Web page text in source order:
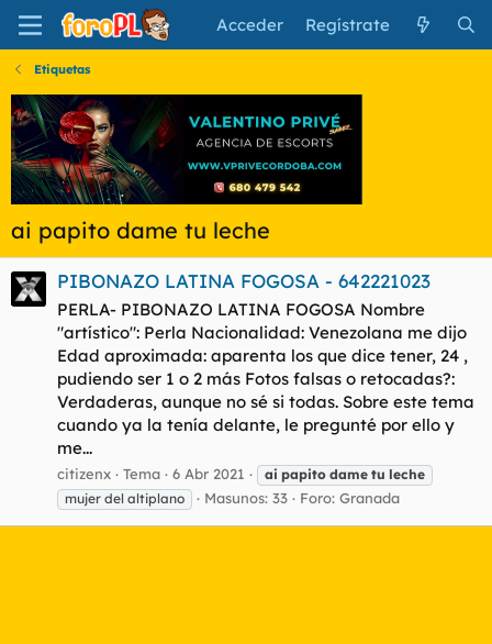
Acceder Regístrate
Etiquetas
ai papito dame tu leche
PIBONAZO LATINA FOGOSA - 642221023
PERLA- PIBONAZO LATINA FOGOSA Nombre
"artístico": Perla Nacionalidad: Venezolana me dijo
Edad aproximada: aparenta los que dice tener, 24 ,
pudiendo ser 1 o 2 más Fotos falsas o retocadas?:
Verdaderas, aunque no sé si todas. Sobre este tema
cuando ya la tenía delante, le pregunté por ello y
me...
citizenx Tema 6 Abr 2021 ai papito dame tu leche
mujer del altiplano
Masunos: 33 Foro: Granada